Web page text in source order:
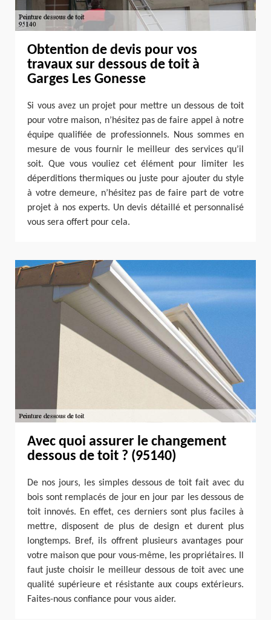
Obtention de devis pour vos
travaux sur dessous de toit à
Garges Les Gonesse
Si vous avez un projet pour mettre un dessous de toit
pour votre maison, n’hésitez pas de faire appel à notre
équipe qualifiée de professionnels. Nous sommes en
mesure de vous fournir le meilleur des services qu’il
soit. Que vous vouliez cet élément pour limiter les
déperditions thermiques ou juste pour ajouter du style
à votre demeure, n’hésitez pas de faire part de votre
projet à nos experts. Un devis détaillé et personnalisé
vous sera offert pour cela.
Avec quoi assurer le changement
dessous de toit ? (95140)
De nos jours, les simples dessous de toit fait avec du
bois sont remplacés de jour en jour par les dessous de
toit innovés. En effet, ces derniers sont plus faciles à
mettre, disposent de plus de design et durent plus
longtemps. Bref, ils offrent plusieurs avantages pour
votre maison que pour vous-même, les propriétaires. Il
faut juste choisir le meilleur dessous de toit avec une
qualité supérieure et résistante aux coups extérieurs.
Faites-nous confiance pour vous aider.